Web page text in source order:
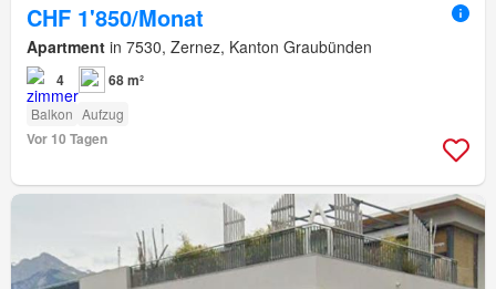
CHF 1'850/Monat
Apartment in 7530, Zernez, Kanton Graubünden
4 68 m²
Balkon Aufzug
Vor 10 Tagen